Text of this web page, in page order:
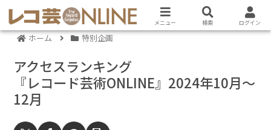
ホーム 特別企画
アクセスランキング
『レコード芸術ONLINE』2024年10月～
12月
メニュー 検索 ログイン